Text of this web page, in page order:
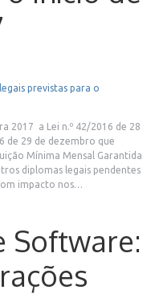
2017 a Lei n.º 42/2016 de 28
de 29 de dezembro que
Mínima Mensal Garantida
diplomas legais pendentes
impacto nos…
Software: